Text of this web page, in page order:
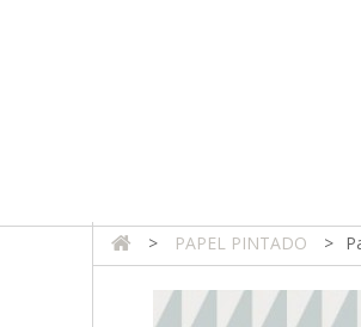
TIENDA ONLINE TIENDA
> PAPEL PINTADO >